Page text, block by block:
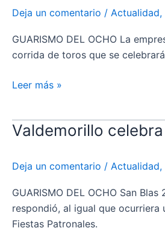
Deja un comentario / Actualidad,
GUARISMO DEL OCHO La
corrida de toros que se
próxima
semana
su
cartel
San
Aranjuez
Leer más »
Valdemorillo
Deja un comentario / Actualidad,
GUARISMO DEL OCHO San
respondió, al igual que ocurriera
Fiestas Patronales.
Valdemorillo
gala
presentación
de
su